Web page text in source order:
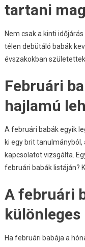
tartani
Nem csak a kinti
télen debütáló babák
évszakokban születettek.
Februári
hajlamú
A februári babák egyik
ki egy brit
kapcsolatot vizsgálta.
februári babák listáján?
A februári
különleges
Ha februári babája a